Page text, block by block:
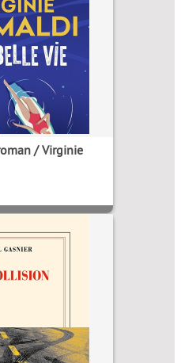
/ Virginie